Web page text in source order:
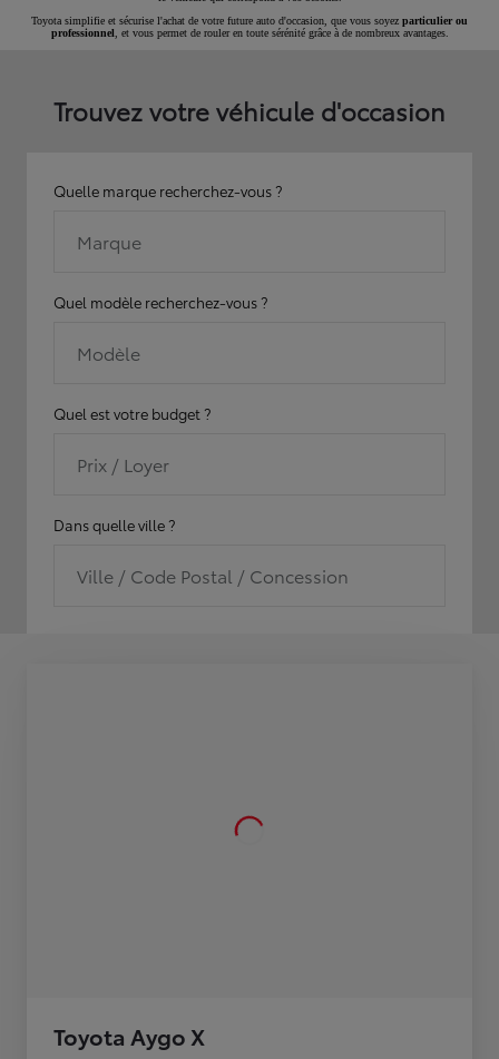
Toyota simplifie et sécurise l'achat de votre future auto d'occasion, que vous soyez particulier ou
professionnel , et vous permet de rouler en toute sérénité grâce à de nombreux avantages.
Trouvez votre véhicule d'occasion
Quelle marque recherchez-vous ?
Marque
Quel modèle recherchez-vous ?
Modèle
Quel est votre budget ?
Prix / Loyer
Dans quelle ville ?
Ville / Code Postal / Concession
Toyota Aygo X